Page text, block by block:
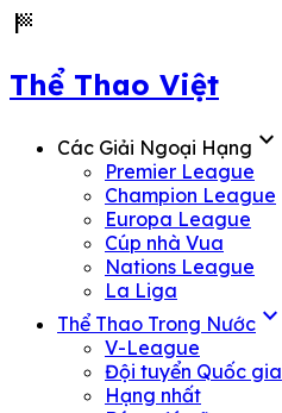
sports_score
Thể Thao Việt
Các Giải Ngoại Hạng expand_more
Premier League
Champion League
Europa League
Cúp nhà Vua
Nations League
La Liga
Thể Thao Trong Nước expand_more
V-League
Đội tuyển Quốc gia
Hạng nhất